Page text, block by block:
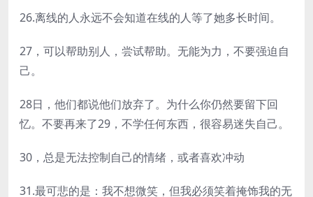
26.离线的人永远不会知道在线的人等了她多长时间。
27，可以帮助别人，尝试帮助。无能为力，不要强迫自
己。
28日，他们都说他们放弃了。为什么你仍然要留下回
忆。不要再来了29，不学任何东西，很容易迷失自己。
30，总是无法控制自己的情绪，或者喜欢冲动
31.最可悲的是：我不想微笑，但我必须笑着掩饰我的无